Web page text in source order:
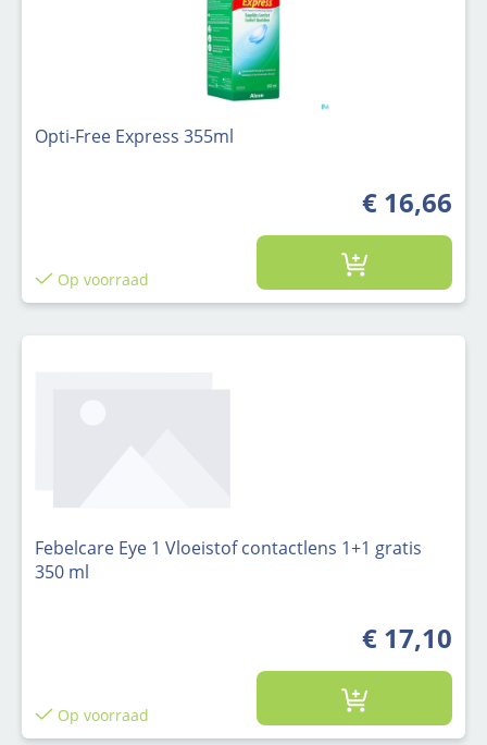
Opti-Free Express 355ml
€ 16,66
Op voorraad
Febelcare Eye 1 Vloeistof contactlens 1+1 gratis
350 ml
€ 17,10
Op voorraad